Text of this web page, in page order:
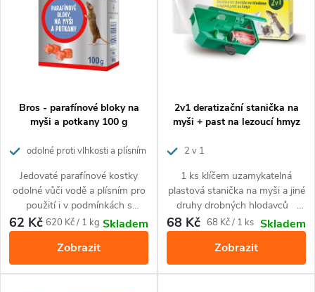
p
o
d
u
k
Abecedně
p
r
o
d
u
k
Bros - parafínové bloky na
myši a potkany 100 g
odolné proti vlhkosti a plísním
Jedovaté parafínové kostky
odolné vůči vodě a plísním pro
použití i v podmínkách s
vysokou vlhkostí, jako jsou
kuchyně, vlhké sklepy nebo
otevřený terén. Působí proti
myším, potkanům a krysám.
62 Kč Měrná
620 Kč / 1 kg Skladem
Zobrazit
2v1 deratizační stanička na
myši + past na lezoucí hmyz
2 v 1
1 ks klíčem uzamykatelná
plastová stanička na myši a jiné
druhy drobných hlodavců
1 ks lepová past k odchytu
lezoucího hmyzu (švábi,
mravenci, a další příbuzný
hmyz)
68 Kč Měrná
68 Kč / 1 ks Skladem
Zobrazit